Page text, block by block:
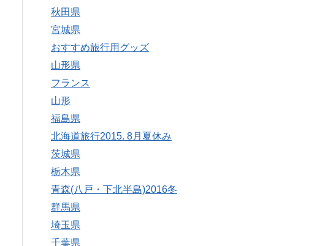
秋田県
宮城県
おすすめ旅行用グッズ
山形県
フランス
山形
福島県
北海道旅行2015. 8月夏休み
茨城県
栃木県
青森(八戸・下北半島)2016冬
群馬県
埼玉県
千葉県